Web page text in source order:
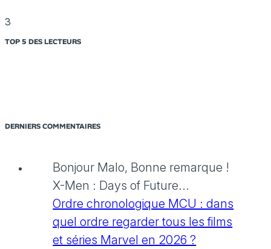
3
TOP 5 DES LECTEURS
DERNIERS COMMENTAIRES
Bonjour Malo, Bonne remarque !
X-Men : Days of Future...
Ordre chronologique MCU : dans
quel ordre regarder tous les films
et séries Marvel en 2026 ?